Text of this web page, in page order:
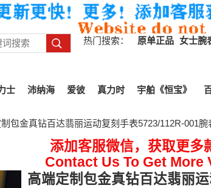
热门搜索： 原单正品 女士腕
士 沛纳海 爱彼 真力时 宇舶《恒宝》
包金真钻百达翡丽运动复刻手表5723/112R-001腕
添加客服微信，获取更多
Contact Us To Get More
高端定制包金真钻百达翡丽